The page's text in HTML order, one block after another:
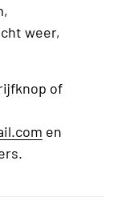
weer,
of
en